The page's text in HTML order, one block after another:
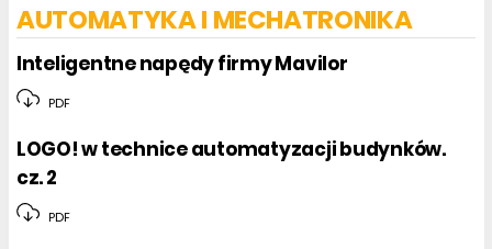
AUTOMATYKA I MECHATRONIKA
Inteligentne napędy firmy Mavilor
PDF
LOGO! w technice automatyzacji budynków.
cz. 2
PDF